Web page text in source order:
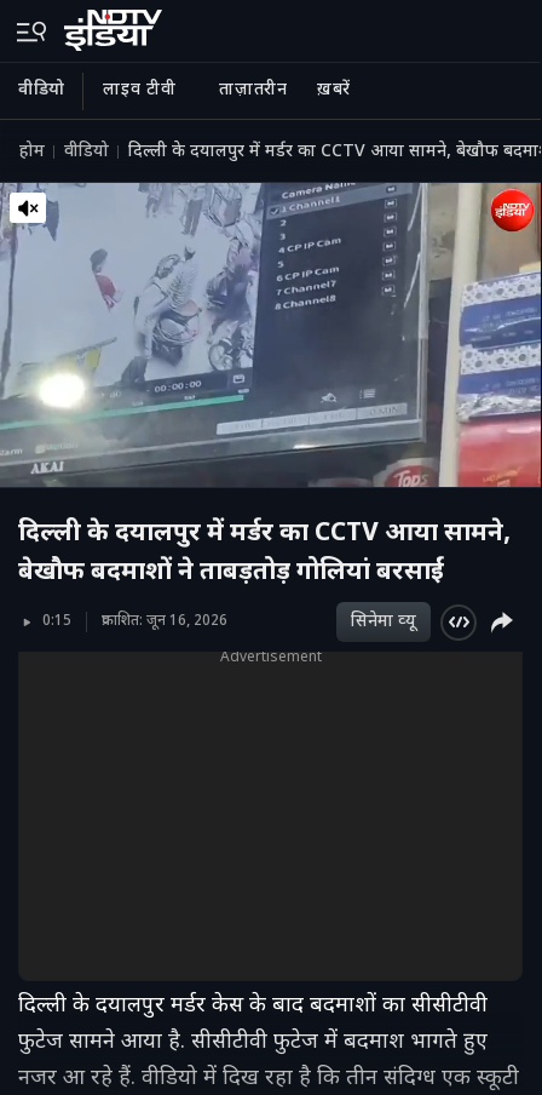
वीडियो लाइव टीवी ताज़ातरीन ख़बरें
होम वीडियो दिल्ली के दयालपुर में मर्डर का CCTV आया सामने, बेखौफ
दिल्ली के दयालपुर में मर्डर का CCTV आया सामने,
बेखौफ बदमाशों ने ताबड़तोड़ गोलियां बरसाईं
0:15 प्रकाशित: जून 16, 2026 सिनेमा व्‍यू
Advertisement
दिल्ली के दयालपुर मर्डर केस के बाद बदमाशों का सीसीटीवी
फुटेज सामने आया है. सीसीटीवी फुटेज में बदमाश भागते हुए
नजर आ रहे हैं. वीडियो में दिख रहा है कि तीन संदिग्ध एक स्कूटी